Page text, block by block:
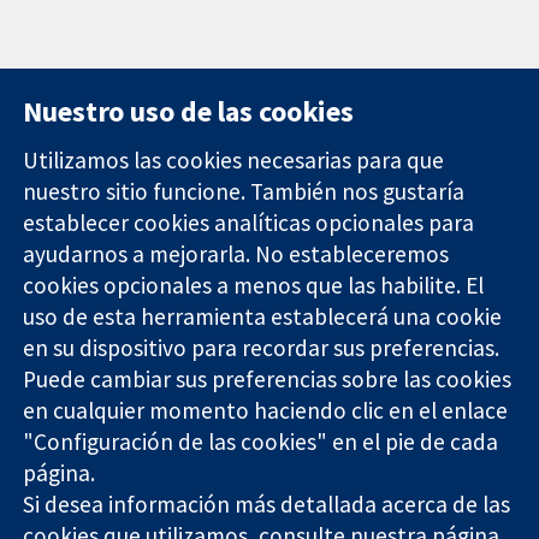
Evidencia fiable.
Decisiones
informadas.
Mejor salud.
11-13 Cavendish
Square
Londres
W1G 0AN
Reino Unido
Contacto
Noticias
Prensa
Sobre
nosotros
Empleo
Cochrane
Library
The Cochrane Collaboration is a charity (no. 1045921) and a
company limited by guarantee (no. 03044323) registered in
England & Wales. VAT registration number GB 718 2127 49.
Nuestro uso de las cookies
Utilizamos las cookies necesarias para que
nuestro sitio funcione. También nos gustaría
establecer cookies analíticas opcionales para
ayudarnos a mejorarla. No estableceremos
cookies opcionales a menos que las habilite. El
uso de esta herramienta establecerá una cookie
en su dispositivo para recordar sus preferencias.
Puede cambiar sus preferencias sobre las cookies
en cualquier momento haciendo clic en el enlace
"Configuración de las cookies" en el pie de cada
página.
Si desea información más detallada acerca de las